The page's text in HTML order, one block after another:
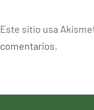
Este sitio usa
comentarios.